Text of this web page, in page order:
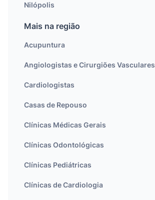
Nilópolis
Mais na região
Acupuntura
Angiologistas e Cirurgiões Vasculares
Cardiologistas
Casas de Repouso
Clínicas Médicas Gerais
Clínicas Odontológicas
Clínicas Pediátricas
Clínicas de Cardiologia